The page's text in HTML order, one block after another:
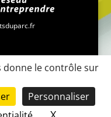
donne le contrôle sur
Personnaliser